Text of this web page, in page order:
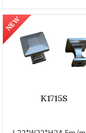
NEW
K1715S